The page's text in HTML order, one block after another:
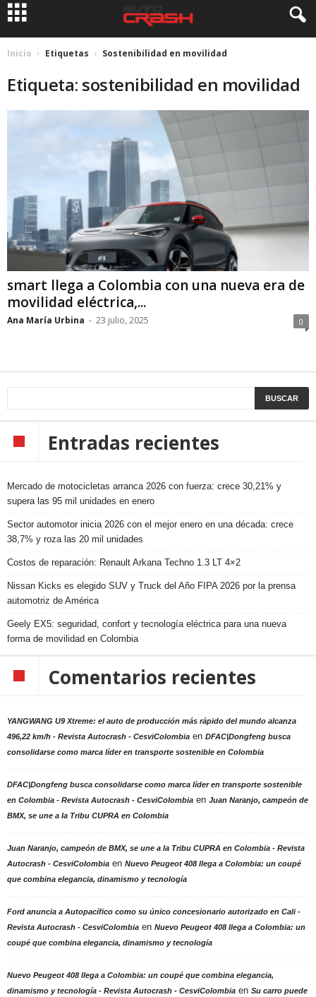
Inicio Etiquetas Sostenibilidad en movilidad
Etiqueta: sostenibilidad en movilidad
smart llega a Colombia con una nueva era de
movilidad eléctrica,...
Ana María Urbina - 23 julio, 2025 0
Entradas recientes
Mercado de motocicletas arranca 2026 con fuerza: crece 30,21% y
supera las 95 mil unidades en enero
Sector automotor inicia 2026 con el mejor enero en una década: crece
38,7% y roza las 20 mil unidades
Costos de reparación: Renault Arkana Techno 1.3 LT 4×2
Nissan Kicks es elegido SUV y Truck del Año FIPA 2026 por la prensa
automotriz de América
Geely EX5: seguridad, confort y tecnología eléctrica para una nueva
forma de movilidad en Colombia
Comentarios recientes
YANGWANG U9 Xtreme: el auto de producción más rápido del mundo alcanza
496,22 km/h - Revista Autocrash - CesviColombia en DFAC|Dongfeng busca
consolidarse como marca líder en transporte sostenible en Colombia
DFAC|Dongfeng busca consolidarse como marca líder en transporte sostenible
en Colombia - Revista Autocrash - CesviColombia en Juan Naranjo, campeón de
BMX, se une a la Tribu CUPRA en Colombia
Juan Naranjo, campeón de BMX, se une a la Tribu CUPRA en Colombia - Revista
Autocrash - CesviColombia en Nuevo Peugeot 408 llega a Colombia: un coupé
que combina elegancia, dinamismo y tecnología
Ford anuncia a Autopacífico como su único concesionario autorizado en Cali -
Revista Autocrash - CesviColombia en Nuevo Peugeot 408 llega a Colombia: un
coupé que combina elegancia, dinamismo y tecnología
Nuevo Peugeot 408 llega a Colombia: un coupé que combina elegancia,
dinamismo y tecnología - Revista Autocrash - CesviColombia en Su carro puede